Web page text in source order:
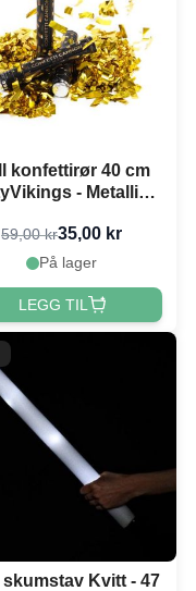
konfettirør 40 cm
- Metallisk
59,00 kr35,00 kr
På lager
LEGG TIL
skumstav Kvitt - 47